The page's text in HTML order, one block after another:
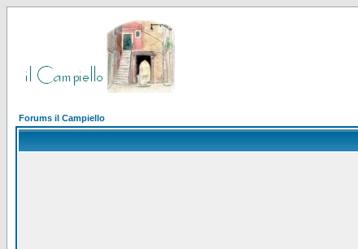
Forums il Campiello